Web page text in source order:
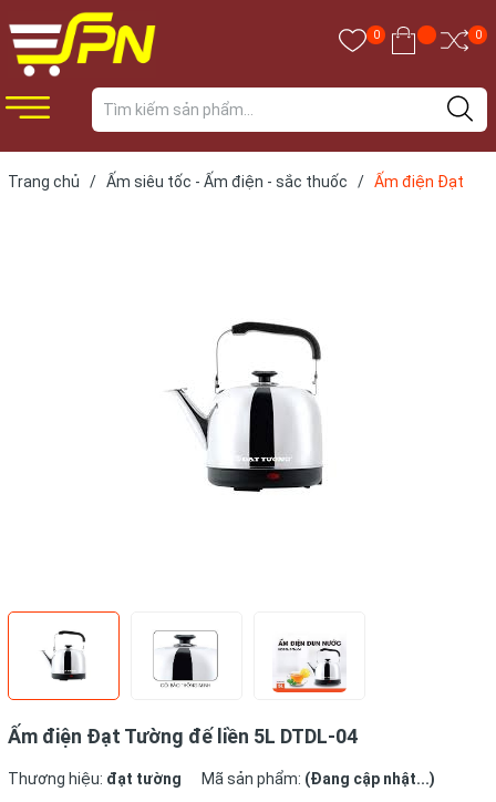
0 0
Trang chủ / Ấm siêu tốc - Ấm điện - sắc thuốc / Ấm điện Đạt
Ấm điện Đạt Tường đế liền 5L DTDL-04
Thương hiệu: đạt tường Mã sản phẩm: (Đang cập nhật...)